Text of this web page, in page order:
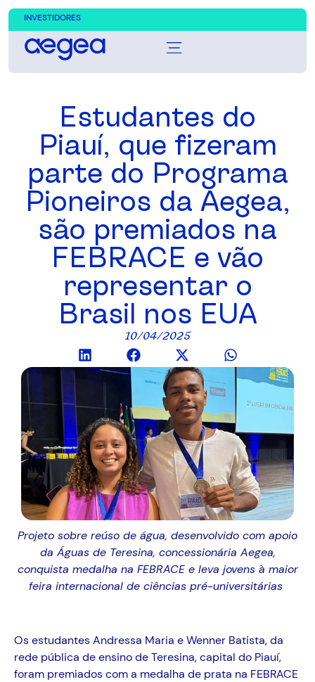
INVESTIDORES
Estudantes do
Piauí, que fizeram
parte do Programa
Pioneiros da Aegea,
são premiados na
FEBRACE e vão
representar o
Brasil nos EUA
10/04/2025
Projeto sobre reúso de água, desenvolvido com apoio
da Águas de Teresina, concessionária Aegea,
conquista medalha na FEBRACE e leva jovensà maior
feira internacional de ciências pré-universitárias
Os estudantes Andressa Maria e Wenner Batista, da
rede pública de ensino de Teresina, capital do Piauí,
foram premiados com a medalha de prata na FEBRACE